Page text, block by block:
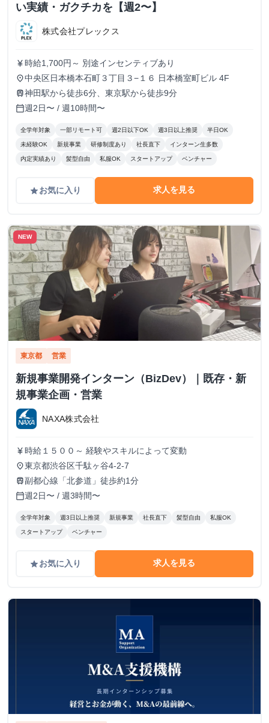
い実績・ガクチカを【週2〜】
株式会社プレックス
currency_yen 時給1,700円～ 別途インセンティブあり
place中央区日本橋本石町３丁目３−１６ 日本橋室町ビル 4F
train神田駅から徒歩6分、東京駅から徒歩9分
calendar_today週2日〜 / 週10時間〜
全学年対象 一部リモート可 週2日以下OK 週3日以上推奨 半日OK
未経験OK 新規事業 研修制度あり 社長直下 インターン生多数
内定実績あり 髪型自由 私服OK スタートアップ ベンチャー
gradeお気に入り 求人を見る
NEW
東京都 営業
新規事業開発インターン（BizDev）｜既存・新
規事業企画・営業
NAXA株式会社
currency_yen 時給１５００～ 経験やスキルによって変動
place東京都渋谷区千駄ヶ谷4-2-7
train副都心線「北参道」徒歩約1分
calendar_today週2日〜 / 週3時間〜
全学年対象 週3日以上推奨 新規事業 社長直下 髪型自由 私服OK
スタートアップ ベンチャー
gradeお気に入り 求人を見る